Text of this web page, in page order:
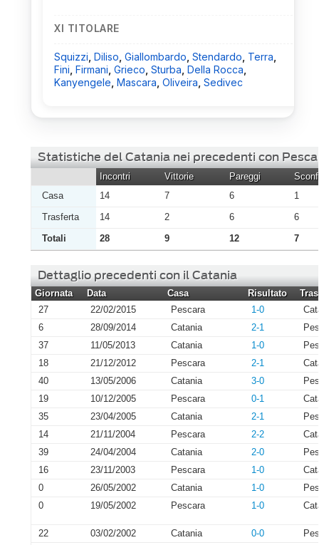
XI TITOLARE
Squizzi Diliso Giallombardo Stendardo Terra
Fini Firmani Grieco Sturba Della Rocca
Kanyengele Mascara Oliveira Sedivec
Statistiche del Catania nei precedenti con
Incontri Vittorie Pareggi
Casa
14 7 6
1
Trasferta
14 2 6
6
Totali
28 9 12 7
Dettaglio precedenti con il Catania
Giornata Data Casa Risultato
27
22/02/2015 Pescara 1-0
6
28/09/2014 Catania 2-1
37
11/05/2013 Catania 1-0
18
21/12/2012 Pescara 2-1
40
13/05/2006 Catania 3-0
19
10/12/2005 Pescara 0-1
35
23/04/2005 Catania 2-1
14
21/11/2004 Pescara 2-2
39
24/04/2004 Catania 2-0
16
23/11/2003 Pescara 1-0
0
26/05/2002 Catania 1-0
0
19/05/2002 Pescara 1-0
22 03/02/2002 Catania 0-0